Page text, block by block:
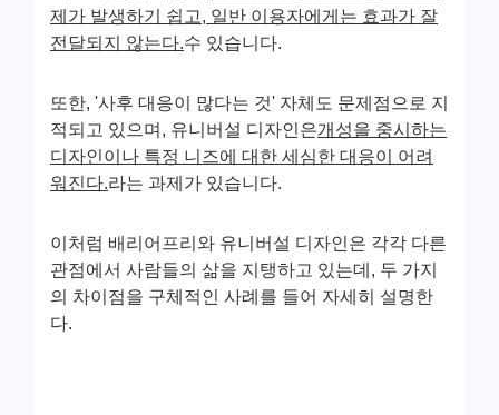
제가 발생하기 쉽고, 일반 이용자에게는 효과가 잘
전달되지 않는다.수 있습니다.
또한, '사후 대응이 많다는 것' 자체도 문제점으로 지
적되고 있으며, 유니버설 디자인은개성을 중시하는
디자인이나 특정 니즈에 대한 세심한 대응이 어려
워진다.라는 과제가 있습니다.
이처럼 배리어프리와 유니버설 디자인은 각각 다른
관점에서 사람들의 삶을 지탱하고 있는데, 두 가지
의 차이점을 구체적인 사례를 들어 자세히 설명한
다.